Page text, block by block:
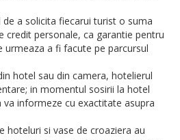
de a solicita fiecarui turist o suma
credit personale, ca garantie pentru
urmeaza a fi facute pe parcursul
hotel sau din camera, hotelierul
in momentul sosirii la hotel
informeze cu exactitate asupra
hoteluri si vase de croaziera au